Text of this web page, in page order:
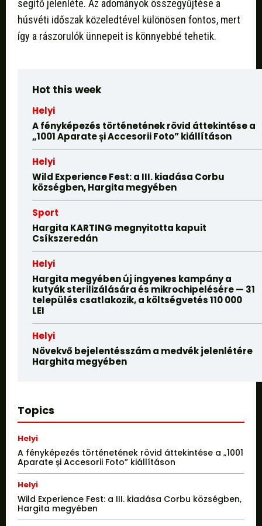
segítő jelenléte. Az adományok összegyűjtése a
húsvéti időszak közeledtével különösen fontos, mert
így a rászorulók ünnepeit is könnyebbé tehetik.
Hot this week
Helyi
A fényképezés történetének rövid áttekintése a
„1001 Aparate și Accesorii Foto” kiállításon
Helyi
Wild Experience Fest: a III. kiadása Corbu
községben, Hargita megyében
Sport
Hargita KARTING megnyitotta kapuit
Csíkszeredán
Helyi
Hargita megyében új ingyenes kampány a
kutyák sterilizálására és mikrochipelésére — 31
település csatlakozik, a költségvetés 110 000
LEI
Helyi
Növekvő bejelentésszám a medvék jelenlétére
Harghita megyében
Topics
Helyi
A fényképezés történetének rövid áttekintése a „1001
Aparate și Accesorii Foto” kiállításon
Helyi
Wild Experience Fest: a III. kiadása Corbu községben,
Hargita megyében